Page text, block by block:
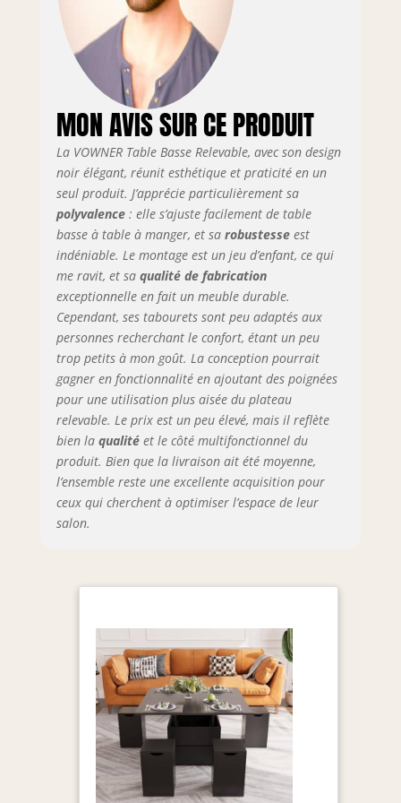
la durabilité et la stabilité de la
table, qui ne tremblera pas.
[GRANDE CAPACITÉ] : 39.4''Wx39.4''D
Le plateau de la table offre
suffisamment d'espace pour
travailler ou manger, avec un
compartiment caché spacieux en
dessous et un tiroir. Taille fermée :
39.4 "x 19.7 "x17.3'', taille
entièrement déployée : 39.4 "x 39.4
"x 22.8''. [ÉQUIPÉE DE 4 TABOURETS
DE RANGEMENT] : Table basse
extensible avec 4 tabourets de
rangement, qui non seulement
répond aux besoins des tabourets
mais offre également un espace de
rangement supplémentaire caché. Il
s'intègre parfaitement au design de
la table. [ASSEMBLAGE FACILE ET
SERVICE APRÈS-VENTE] :
L'assemblage est un jeu d'enfant
grâce aux pièces numérotées et aux
instructions claires incluses. Si votre
article arrive endommagé, n'hésitez
pas à nous contacter. La table basse
bois complète est livrée en 2 paquets
[boîte A + B], veuillez l'installer après
avoir reçu les deux paquets.
MON AVIS SUR CE PRODUIT
La VOWNER Table Basse Relevable, avec son design
noir élégant, réunit esthétique et praticité en un
seul produit. J’apprécie particulièrement sa
polyvalence: elle s’ajuste facilement de table
basse à table à manger, et sa robustesseest
indéniable. Le montage est un jeu d’enfant, ce qui
me ravit, et sa qualité de fabrication
exceptionnelle en fait un meuble durable.
Cependant, ses tabourets sont peu adaptés aux
personnes recherchant le confort, étant un peu
trop petits à mon goût. La conception pourrait
gagner en fonctionnalité en ajoutant des poignées
pour une utilisation plus aisée du plateau
relevable. Le prix est un peu élevé, mais il reflète
bien la qualitéet le côté multifonctionnel du
produit. Bien que la livraison ait été moyenne,
l’ensemble reste une excellente acquisition pour
ceux qui cherchent à optimiser l’espace de leur
salon.